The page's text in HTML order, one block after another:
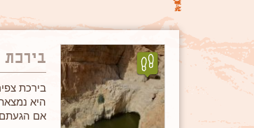
בירכת
היא נמצאת בראש מפל
אם הגעתם